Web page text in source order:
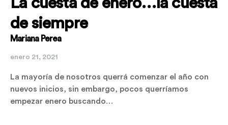
de siempre
Mariana Perea
enero 21, 2021
La mayoría de nosotros querrá comenzar el año con
nuevos inicios, sin embargo, pocos querríamos
empezar enero buscando…